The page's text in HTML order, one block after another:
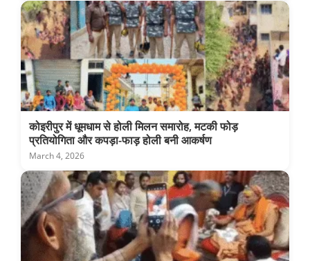
कोइरीपुर में धूमधाम से होली मिलन समारोह, मटकी फोड़
प्रतियोगिता और कपड़ा-फाड़ होली बनी आकर्षण
March 4, 2026